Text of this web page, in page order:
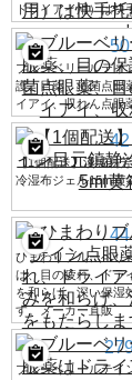
ドライアイ用）は快
50
ブルーベリールテイ
護、目薬、抗菌点眼
イアイ、収れん点眼
42
【1個配送】漢城易
冷湿布ジェル15ml黄
44
ひまわりブルーベリ
は、目の疲れ、ドラ
を和らげ、深い保湿
す。メーカー直販
ブルーベリールテイ